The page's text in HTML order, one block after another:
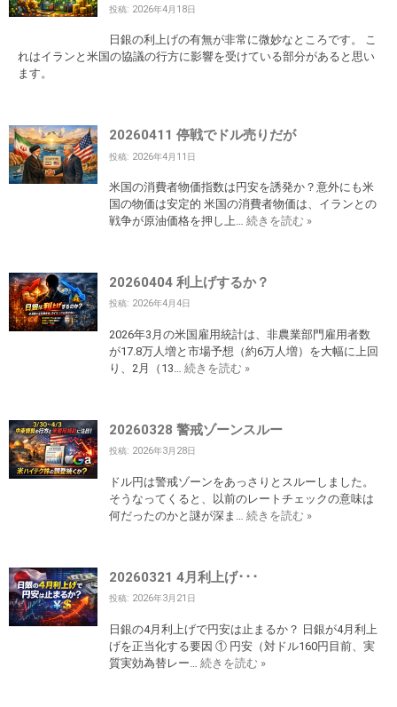
投稿: 2026年4月18日
日銀の利上げの有無が非常に微妙なところです。 こ
れはイランと米国の協議の行方に影響を受けている部分があると思い
ます。
20260411 停戦でドル売りだが
投稿: 2026年4月11日
米国の消費者物価指数は円安を誘発か？意外にも米
国の物価は安定的 米国の消費者物価は、イランとの
戦争が原油価格を押し上… 続きを読む »
20260404 利上げするか？
投稿: 2026年4月4日
2026年3月の米国雇用統計は、非農業部門雇用者数
が17.8万人増と市場予想（約6万人増）を大幅に上回
り、2月（13… 続きを読む »
20260328 警戒ゾーンスルー
投稿: 2026年3月28日
ドル円は警戒ゾーンをあっさりとスルーしました。
そうなってくると、以前のレートチェックの意味は
何だったのかと謎が深ま… 続きを読む »
20260321 4月利上げ･･･
投稿: 2026年3月21日
日銀の4月利上げで円安は止まるか？ 日銀が4月利上
げを正当化する要因 ① 円安（対ドル160円目前、実
質実効為替レー… 続きを読む »